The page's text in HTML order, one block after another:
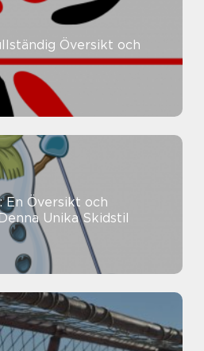
Översikt och
En Översikt och
Unika Skidstil